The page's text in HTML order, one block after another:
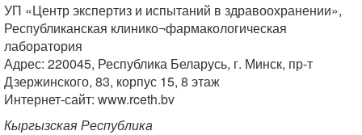
УП «Центр экспертиз и испытаний в здравоохранении»,
Республиканская клинико¬фармакологическая
лаборатория
Адрес: 220045, Республика Беларусь, г. Минск, пр-т
Дзержинского, 83, корпус 15, 8 этаж
Интернет-сайт: www.rceth.bv
Кыргызская Республика